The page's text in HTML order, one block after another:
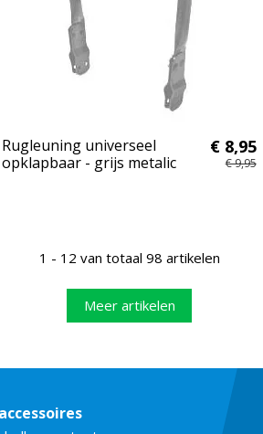
Rugleuning universeel
opklapbaar - grijs metalic
€ 8,95
€ 9,95
1 - 12 van totaal 98 artikelen
Meer artikelen